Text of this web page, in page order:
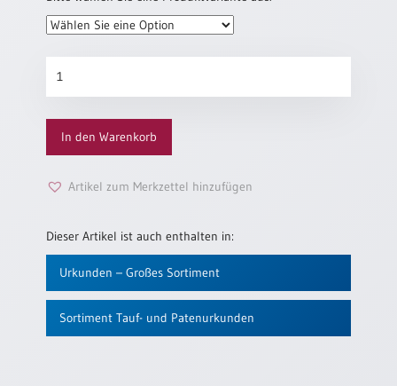
Neuerscheinungen
Einzelposter
Jahreslosung
Restbestände
zur
Taufe
„Drachensteigen“
Menge
In den Warenkorb
Artikel zum Merkzettel hinzufügen
Dieser Artikel ist auch enthalten in:
Urkunden – Großes Sortiment
Sortiment Tauf- und Patenurkunden